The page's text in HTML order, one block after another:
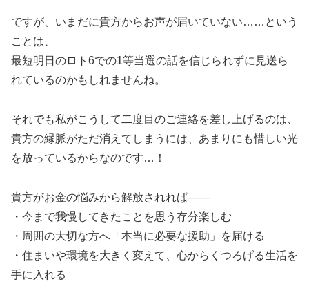
ですが、いまだに貴方からお声が届いていない……という
ことは、
最短明日のロト6での1等当選の話を信じられずに見送ら
れているのかもしれませんね。
それでも私がこうして二度目のご連絡を差し上げるのは、
貴方の縁脈がただ消えてしまうには、あまりにも惜しい光
を放っているからなのです…！
貴方がお金の悩みから解放されれば――
・今まで我慢してきたことを思う存分楽しむ
・周囲の大切な方へ「本当に必要な援助」を届ける
・住まいや環境を大きく変えて、心からくつろげる生活を
手に入れる